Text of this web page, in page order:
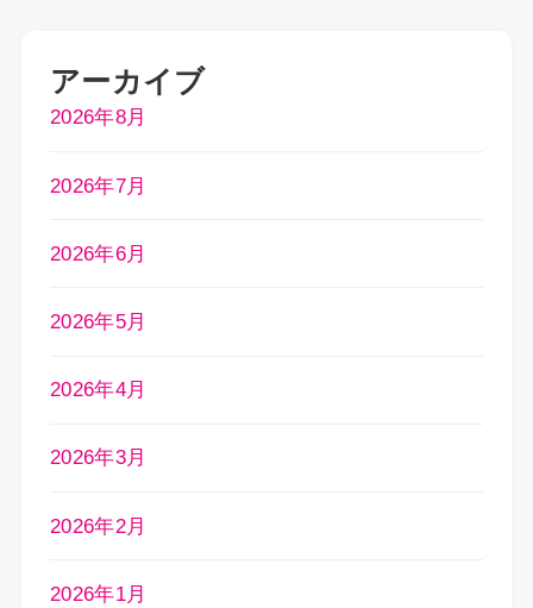
アーカイブ
2026年8月
2026年7月
2026年6月
2026年5月
2026年4月
2026年3月
2026年2月
2026年1月